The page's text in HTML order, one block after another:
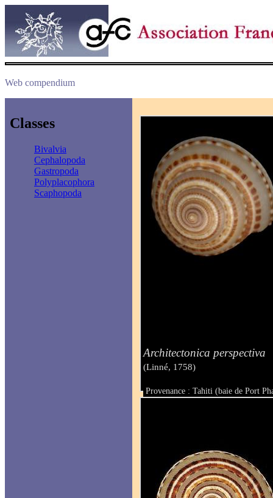
Web compendium
Classes
Bivalvia
Cephalopoda
Gastropoda
Polyplacophora
Scaphopoda
Architectonica perspectiva
(Linné, 1758)
Provenance : Tahiti (baie de Port
Taille : 35 mm